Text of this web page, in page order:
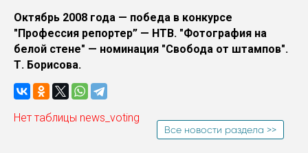
Октябрь 2008 года — победа в конкурсе
"Профессия репортер” — НТВ. "Фотография на
белой стене" — номинация "Свобода от штампов".
Т. Борисова.
Нет таблицы news_voting
Все новости раздела >>